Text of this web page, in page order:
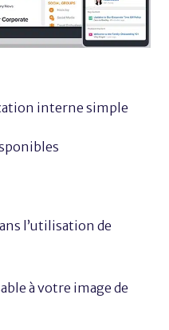
interne simple
l’utilisation de
à votre image de